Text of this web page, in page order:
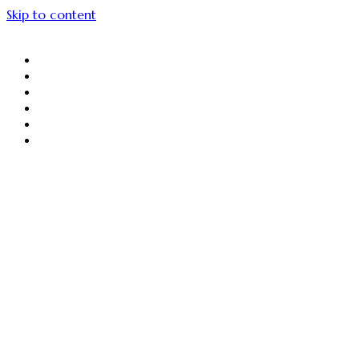
Skip to content